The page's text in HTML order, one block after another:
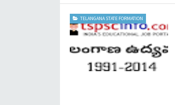
TELANGANA STATE FORMATION